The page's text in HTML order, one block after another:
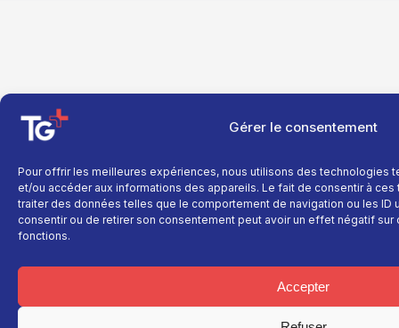
Gérer le consentement
Pour offrir les meilleures expériences, nous utilisons des technologies
et/ou accéder aux informations des appareils. Le fait de consentir à
traiter des données telles que le comportement de navigation ou les ID
consentir ou de retirer son consentement peut avoir un effet négatif
fonctions.
Accepter